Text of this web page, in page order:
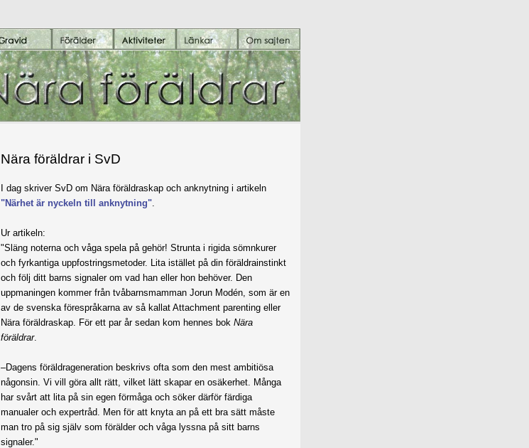
Nära föräldrar i SvD
I dag skriver SvD om Nära föräldraskap och anknytning i artikeln
"Närhet är nyckeln till anknytning"
Ur artikeln:
"Släng noterna och våga spela på gehör! Strunta i rigida sömnkurer
och fyrkantiga uppfostrings­metoder. Lita istället på din föräldrainstinkt
och följ ditt barns signaler om vad han eller hon ­behöver. Den
uppmaningen kommer från tvåbarnsmamman Jorun Modén, som är en
av de svenska ­förespråkarna av så kallat Attachment parenting eller
Nära föräldraskap. För ett par år sedan kom hennes bok Nära
föräldrar.
–Dagens föräldrageneration beskrivs ofta som den mest ambitiösa
någonsin. Vi vill göra allt rätt, vilket lätt skapar en osäkerhet. Många
har svårt att lita på sin egen förmåga och söker därför färdiga
manualer och expert­råd. Men för att knyta an på ett bra sätt måste
man tro på sig själv som förälder och våga lyssna på sitt barns
signaler."